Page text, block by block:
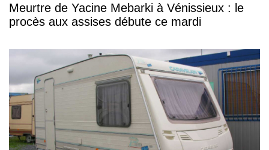
Meurtre de Yacine Mebarki à Vénissieux : le
procès aux assises débute ce mardi